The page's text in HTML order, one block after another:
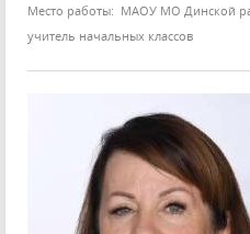
Место работы: МАОУ МО Динской
учитель начальных классов